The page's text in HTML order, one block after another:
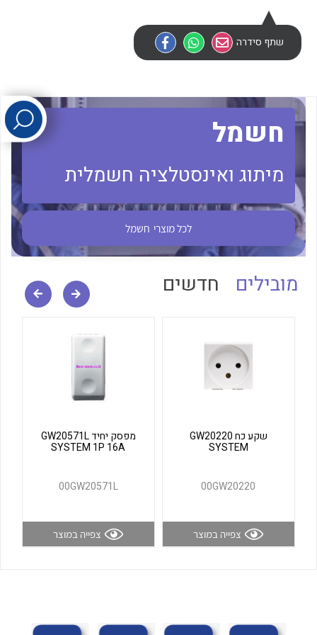
לכל מוצרי היצרן
לכל מוצרי היצרן לכל מוצרי היצרן
לכל מוצרי היצרן לכל מוצרי היצרן
שתף סידרה
חשמל
מיתוג ואינסטלציה חשמלית
לכל מוצרי חשמל
מובילים חדשים
שקע כח GW20220
SYSTEM
00GW20220
צפייה במוצר
מפסק יחיד GW20571L
SYSTEM 1P 16A
00GW20571L
צפייה במוצר